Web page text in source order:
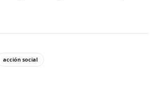
acción social